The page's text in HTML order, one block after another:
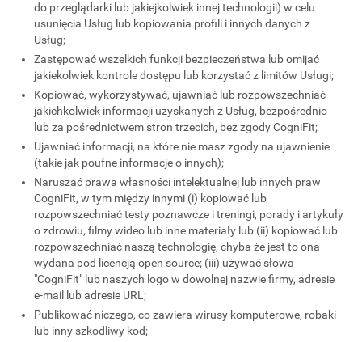
do przeglądarki lub jakiejkolwiek innej technologii) w celu
usunięcia Usług lub kopiowania profili i innych danych z
Usług;
Zastępować wszelkich funkcji bezpieczeństwa lub omijać
jakiekolwiek kontrole dostępu lub korzystać z limitów Usługi;
Kopiować, wykorzystywać, ujawniać lub rozpowszechniać
jakichkolwiek informacji uzyskanych z Usług, bezpośrednio
lub za pośrednictwem stron trzecich, bez zgody CogniFit;
Ujawniać informacji, na które nie masz zgody na ujawnienie
(takie jak poufne informacje o innych);
Naruszać prawa własności intelektualnej lub innych praw
CogniFit, w tym między innymi (i) kopiować lub
rozpowszechniać testy poznawcze i treningi, porady i artykuły
o zdrowiu, filmy wideo lub inne materiały lub (ii) kopiować lub
rozpowszechniać naszą technologię, chyba że jest to ona
wydana pod licencją open source; (iii) używać słowa
"CogniFit" lub naszych logo w dowolnej nazwie firmy, adresie
e-mail lub adresie URL;
Publikować niczego, co zawiera wirusy komputerowe, robaki
lub inny szkodliwy kod;